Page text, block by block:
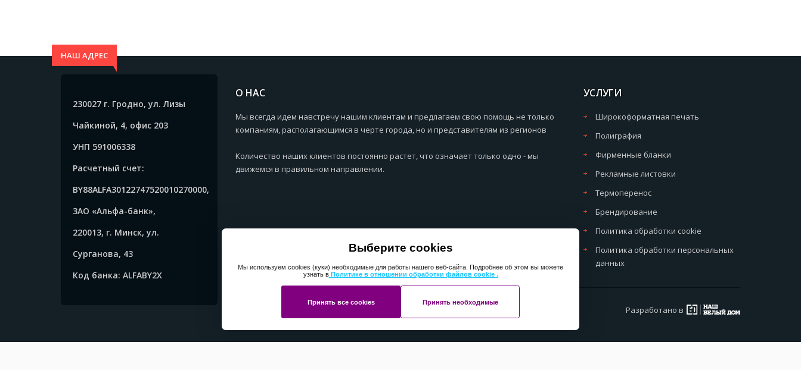
Выберите cookies
Мы используем cookies (куки) необходимые для работы нашего веб-сайта. Подробнее об этом вы можете
узнать вПолитике в отношении обработки файлов cookie .
Принять все cookies Принять необходимые
НАШ АДРЕС
230027 г. Гродно, ул. Лизы
Чайкиной, 4, офис 203
УНП 591006338
Расчетный счет:
BY88ALFA30122747520010270000,
ЗАО «Альфа-банк»,
220013, г. Минск, ул.
Сурганова, 43
Код банка: ALFABY2X
О НАС
Мы всегда идем навстречу нашим клиентам и предлагаем свою помощь не только
компаниям, располагающимся в черте города, но и представителям из регионов
Количество наших клиентов постоянно растет, что означает только одно - мы
движемся в правильном направлении.
УСЛУГИ
Широкоформатная печать
Полиграфия
Фирменные бланки
Рекламные листовки
Термоперенос
Брендирование
Политика обработки cookie
Политика обработки персональных
данных
Разработано в